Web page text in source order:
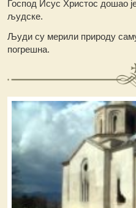
Господ Исус Христос дошао
људске.
Људи су мерили природу
погрешна.